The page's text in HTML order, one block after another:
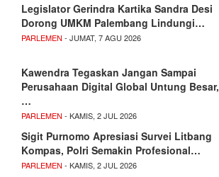
Legislator Gerindra Kartika Sandra Desi
Dorong UMKM Palembang Lindungi…
PARLEMEN - JUMAT, 7 AGU 2026
Kawendra Tegaskan Jangan Sampai
Perusahaan Digital Global Untung Besar,
…
PARLEMEN - KAMIS, 2 JUL 2026
Sigit Purnomo Apresiasi Survei Litbang
Kompas, Polri Semakin Profesional…
PARLEMEN - KAMIS, 2 JUL 2026